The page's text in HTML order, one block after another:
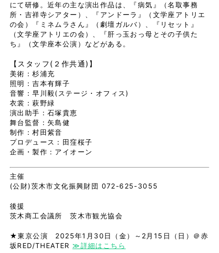
にて研修。近年の主な演出作品は、『病気』（名取事務
所・吉祥寺シアター）、『アンドーラ』（文学座アトリエ
の会）『ミネムラさん』（劇壇ガルバ）、『リセット』
（文学座アトリエの会）、『肝っ玉おっ母とその子供た
ち』（文学座本公演）などがある。
【スタッフ(２作共通)】
美術：杉浦充
照明：吉本有輝子
音響：早川毅(ステージ・オフィス)
衣裳：萩野緑
演出助手：石塚貴恵
舞台監督：矢島健
制作：村田紫音
プロデュース：田窪桜子
企画・製作：アイオーン
主催
(公財)茨木市文化振興財団 072-625-3055
後援
茨木商工会議所 茨木市観光協会
★東京公演 2025年1月30日（金）～2月15日（日）＠赤
坂RED/THEATER ≫詳細はこちら